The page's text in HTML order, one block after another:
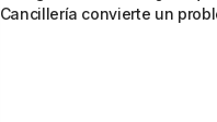
Cancillería convierte un